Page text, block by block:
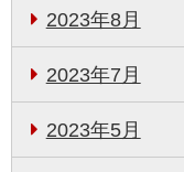
2023年8月
2023年7月
2023年5月